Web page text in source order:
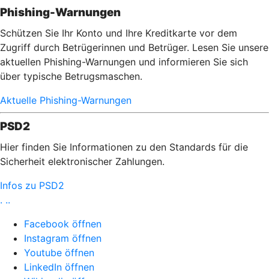
Phishing-Warnungen
Schützen Sie Ihr Konto und Ihre Kreditkarte vor dem
Zugriff durch Betrügerinnen und Betrüger. Lesen Sie unsere
aktuellen Phishing-Warnungen und informieren Sie sich
über typische Betrugsmaschen.
Aktuelle Phishing-Warnungen
PSD2
Hier finden Sie Informationen zu den Standards für die
Sicherheit elektronischer Zahlungen.
Infos zu PSD2
. ..
Facebook öffnen
Instagram öffnen
Youtube öffnen
LinkedIn öffnen